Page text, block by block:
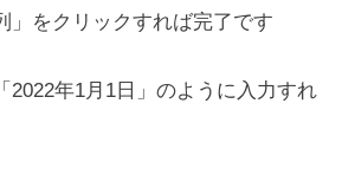
」をクリックすれば完了です
2022年1月1日」のように入力すれ